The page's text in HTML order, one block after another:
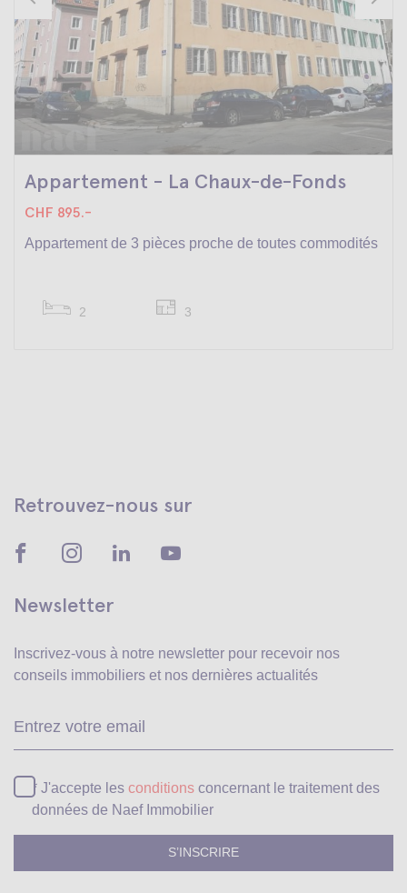
Appartement - La Chaux-de-Fonds
CHF 895.-
Appartement de 3 pièces proche de toutes commodités
2 3
Retrouvez-nous sur
Newsletter
Inscrivez-vous à notre newsletter pour recevoir nos
conseils immobiliers et nos dernières actualités
* J'accepte les conditions concernant le traitement des
données de Naef Immobilier